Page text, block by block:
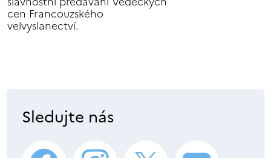
cen Francouzského
velvyslanectví.
Sledujte nás